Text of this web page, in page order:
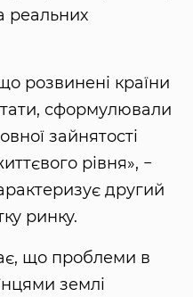
реальних
розвинені країни
сформулювали
зайнятості
рівня», −
другий
ринку.
що проблеми в
землі